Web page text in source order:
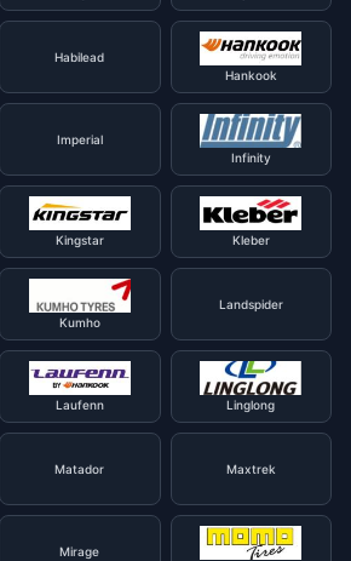
Habilead
Hankook
Imperial
Infinity
Kingstar
Kleber
Kumho
Landspider
Laufenn
Linglong
Matador Maxtrek
Mirage